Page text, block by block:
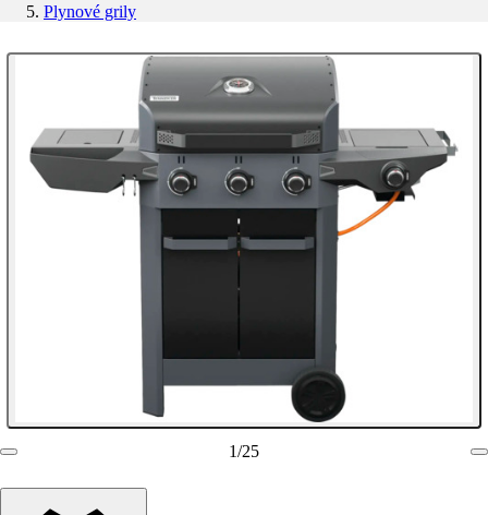
Plynové grily
1/25